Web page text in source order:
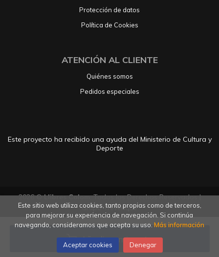
Añadir a mi cesta
Protección de datos
Política de Cookies
ATENCIÓN AL CLIENTE
Quiénes somos
Pedidos especiales
Este proyecto ha recibido una ayuda del Ministerio de Cultura y
Deporte
2026 ©Llibres Colom. Todos los Derechos Reservados |
Grupo Trevenque
Este sitio web utiliza cookies, tanto propias como de terceros,
para mejorar su experiencia de navegación. Si continúa
navegando, consideramos que acepta su uso. Más información
Aceptar cookies Denegar